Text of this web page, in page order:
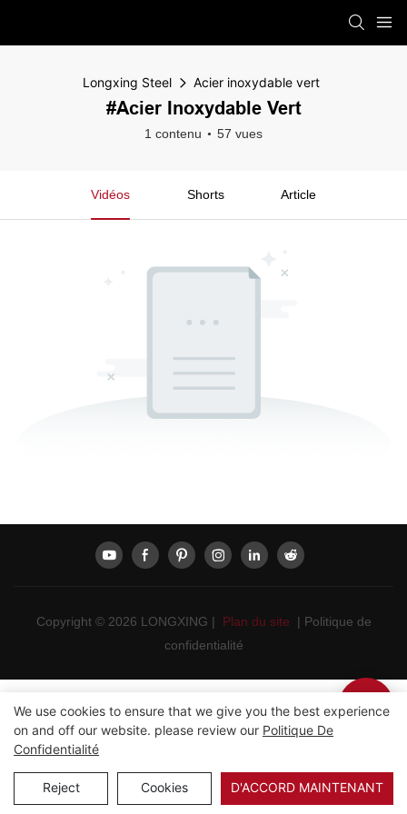
Longxing Steel Acier inoxydable vert
#Acier Inoxydable Vert
1 contenu 57 vues
Vidéos Shorts Article
Copyright © 2026 LONGXING | Plan du site | Politique de
confidentialité
We use cookies to ensure that we give you the best experience
on and off our website. please review our Politique De
Confidentialité
Reject Cookies D'ACCORD MAINTENANT